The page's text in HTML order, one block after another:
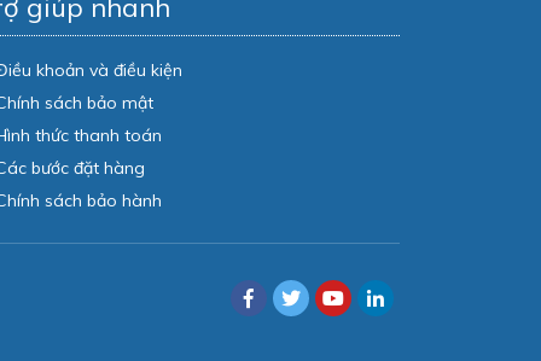
giúp nhanh
khoản và điều kiện
sách bảo mật
thức thanh toán
bước đặt hàng
sách bảo hành